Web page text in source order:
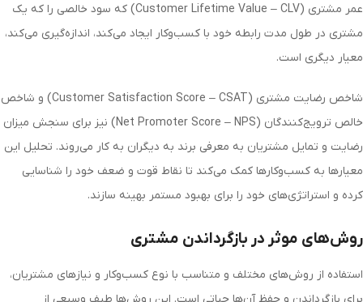
عمر مشتری (Customer Lifetime Value – CLV) که سود خالصی را که یک
مشتری در طول مدت رابطه خود با کسب‌وکار ایجاد می‌کند، اندازه‌گیری می‌کند،
معیار دیگری است.
شاخص رضایت مشتری (Customer Satisfaction Score – CSAT) و شاخص
خالص ترویج‌کنندگان (Net Promoter Score – NPS) نیز برای سنجش میزان
رضایت و تمایل مشتریان به معرفی برند به دیگران به کار می‌روند. تحلیل این
معیارها به کسب‌وکارها کمک می‌کند تا نقاط قوت و ضعف خود را شناسایی
کرده و استراتژی‌های خود را برای بهبود مستمر بهینه سازند.
روش‌های موثر در بازگرداندن مشتری
استفاده از روش‌های مختلف و متناسب با نوع کسب‌وکار و نیازهای مشتریان،